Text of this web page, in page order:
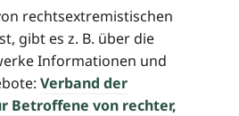
rechtsextremistischen
gibt es z. B. über die
Informationen und
Verband der
Betroffene von rechter,